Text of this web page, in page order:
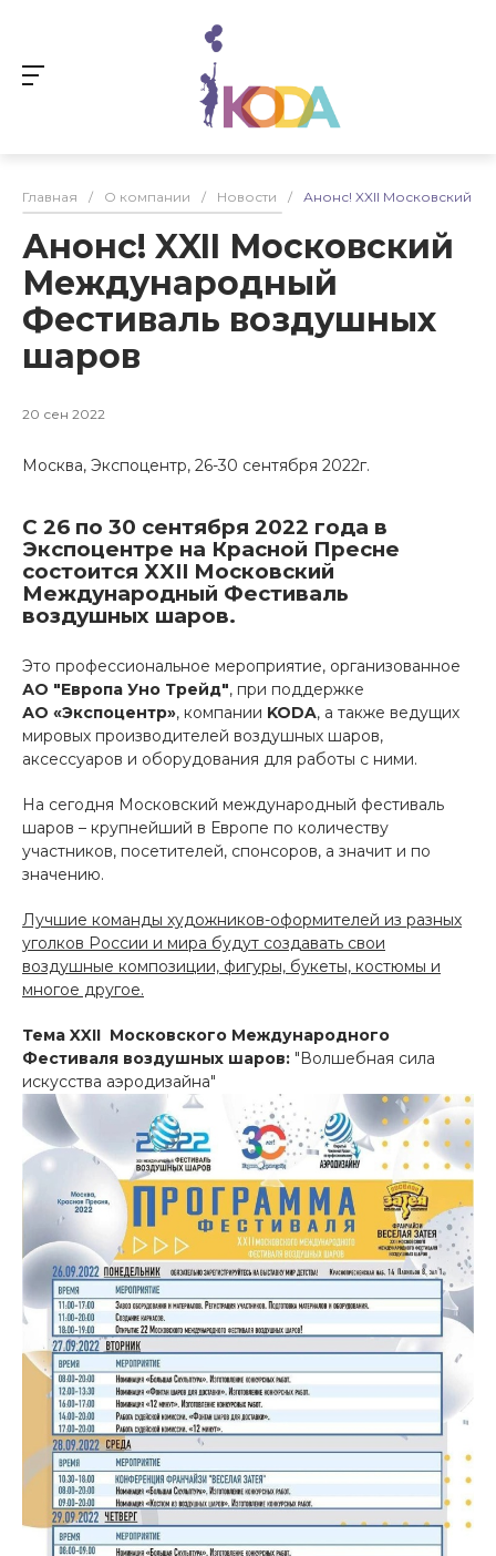
Главная / О компании / Новости / Анонс! XXII Московский
Анонс! XXII Московский
Международный
Фестиваль воздушных
шаров
20 сен 2022
Москва, Экспоцентр, 26-30 сентября 2022г.
С 26 по 30 сентября 2022 года в
Экспоцентре на Красной Пресне
состоится XXII Московский
Международный Фестиваль
воздушных шаров.
Это профессиональное мероприятие, организованное
АО "Европа Уно Трейд", при поддержке
АО «Экспоцентр», компании KODA, а также ведущих
мировых производителей воздушных шаров,
аксессуаров и оборудования для работы с ними.
На сегодня Московский международный фестиваль
шаров – крупнейший в Европе по количеству
участников, посетителей, спонсоров, а значит и по
значению.
Лучшие команды художников-оформителей из разных
уголков России и мира будут создавать свои
воздушные композиции, фигуры, букеты, костюмы и
многое другое.
Тема XXII Московского Международного
Фестиваля воздушных шаров: "Волшебная сила
искусства аэродизайна"